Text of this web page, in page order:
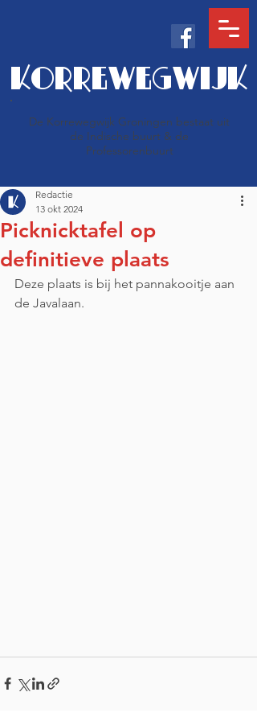
KORREWEGWIJK
De Korrewegwijk Groningen bestaat uit
de Indische buurt & de
Professorenbuurt
Picknicktafel op
definitieve plaats
Redactie
13 okt 2024
Deze plaats is bij het pannakooitje aan
de Javalaan.